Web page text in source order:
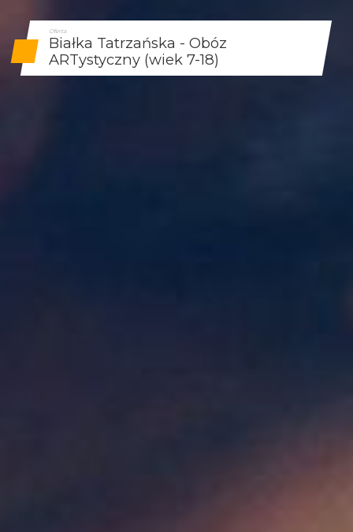
Oferta
Białka Tatrzańska - Obóz
ARTystyczny (wiek 7-18)